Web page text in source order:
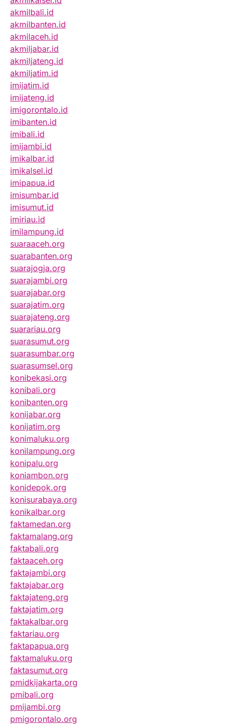
akmilbali.id
akmilbanten.id
akmilaceh.id
akmiljabar.id
akmiljateng.id
akmiljatim.id
imijatim.id
imijateng.id
imigorontalo.id
imibanten.id
imibali.id
imijambi.id
imikalbar.id
imikalsel.id
imipapua.id
imisumbar.id
imisumut.id
imiriau.id
imilampung.id
suaraaceh.org
suarabanten.org
suarajogja.org
suarajambi.org
suarajabar.org
suarajatim.org
suarajateng.org
suarariau.org
suarasumut.org
suarasumbar.org
suarasumsel.org
konibekasi.org
konibali.org
konibanten.org
konijabar.org
konijatim.org
konimaluku.org
konilampung.org
konipalu.org
koniambon.org
konidepok.org
konisurabaya.org
konikalbar.org
faktamedan.org
faktamalang.org
faktabali.org
faktaaceh.org
faktajambi.org
faktajabar.org
faktajateng.org
faktajatim.org
faktakalbar.org
faktariau.org
faktapapua.org
faktamaluku.org
faktasumut.org
pmidkijakarta.org
pmibali.org
pmijambi.org
pmigorontalo.org